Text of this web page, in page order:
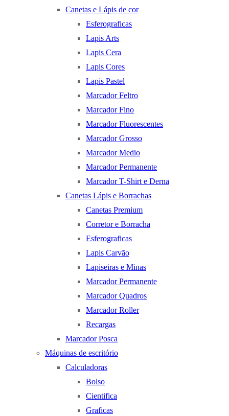
Canetas e Lápis de cor
Esferograficas
Lapis Arts
Lapis Cera
Lapis Cores
Lapis Pastel
Marcador Feltro
Marcador Fino
Marcador Fluorescentes
Marcador Grosso
Marcador Medio
Marcador Permanente
Marcador T-Shirt e Derna
Canetas Lápis e Borrachas
Canetas Premium
Corretor e Borracha
Esferograficas
Lapis Carvão
Lapiseiras e Minas
Marcador Permanente
Marcador Quadros
Marcador Roller
Recargas
Marcador Posca
Máquinas de escritório
Calculadoras
Bolso
Cientifica
Graficas